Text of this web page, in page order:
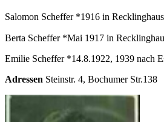
Salomon Scheffer *1916 in
Berta Scheffer *Mai 1917 in
Emilie Scheffer *14.8.1922, 1939 nach
Adressen Steinstr. 4, Bochumer Str.138